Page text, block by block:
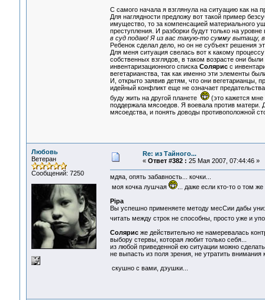
С самого начала я взглянула на ситуацию как на
Для наглядности предложу вот такой пример
имущество, то за компенсацией материального
преступления. И разборки будут только на
в суд подаю! Я из вас такую-то сумму вытащу,
Ребенок сделал дело, но он не субъект решения
Для меня ситуация свелась вот к какому
собственных взглядов, в таком возрасте они
инвентаризационного списка Солярисс
вегетарианства, так как именно эти элементы
И, открыто заявив детям, что они вегетарианцы,
идейный конфликт еще не означает
буду жить на другой планете
(это кажется мне
поддержала мясоедов. Я воевала против матери.
мясоедства, и понять доводы противоположной
Любовь
Ветеран
Сообщений: 7250
Re: из Тайного...
« Ответ #382 : 25 Мая 2007, 07:44:46 »
мдяа, опять забавность... кочки...
моя кочка лушчая
... даже если кто-то о том
Pipa
Вы успешно применяете методу месСии дабы
читать между строк не способны, просто уже и
Солярисже действительно не намеревалась
выбору стервы, которая любит только себя...
из любой приведенной ею ситуации можно
не выпасть из поля зрения, не утратить внимания
скушно с вами, дэушки...